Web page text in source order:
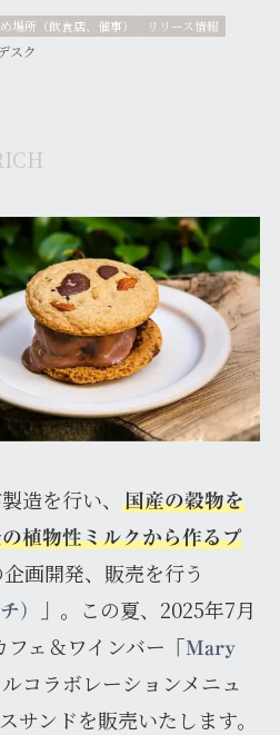
場所（飲食店、催事） リリース情報
スク
造を行い、
国産の穀物を
植物性ミルクから作るプ
画開発、販売を行う
）
。この夏、2025年7月
ェ＆ワインバー
Mary
コラボレーションメニュ
サンドを販売いたします。